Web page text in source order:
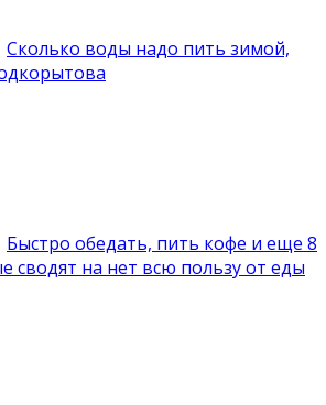
Сколько воды надо пить зимой,
Быстро обедать, пить кофе и еще 8
сводят на нет всю пользу от еды